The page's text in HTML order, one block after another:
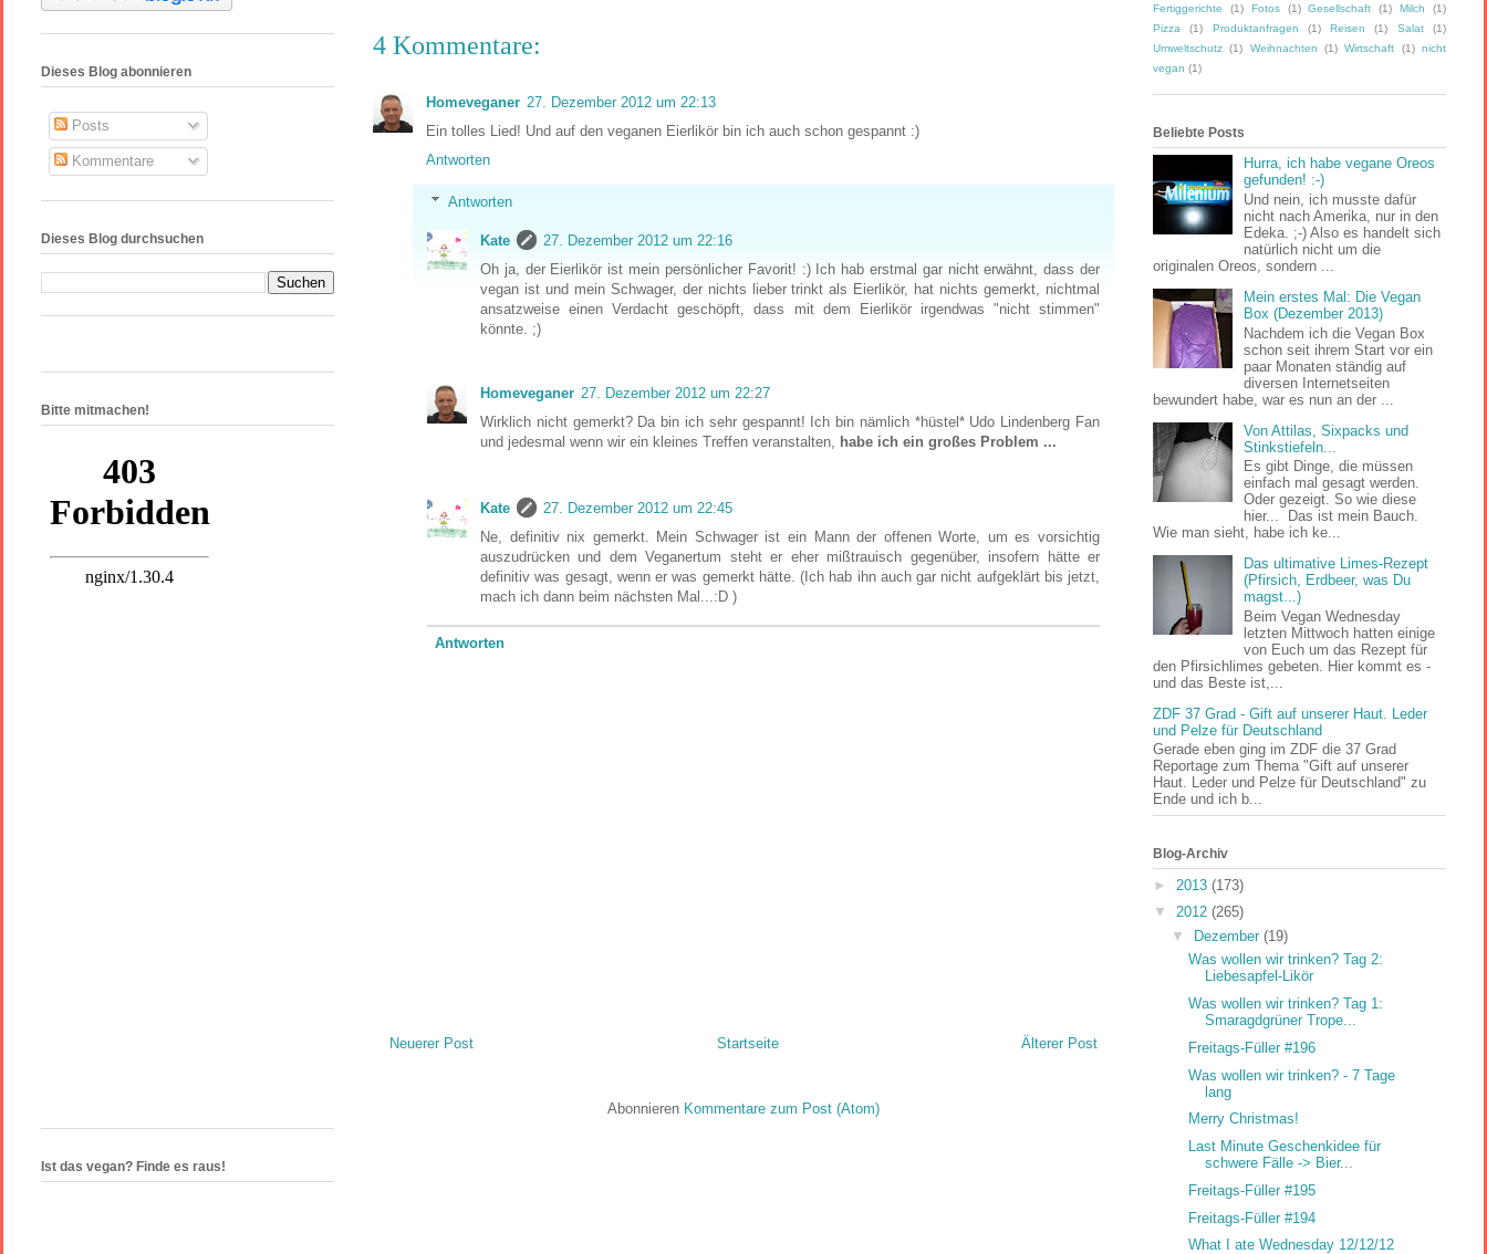
4 Kommentare:
Homeveganer 27. Dezember 2012 um 22:13
Ein tolles Lied! Und auf den veganen Eierlikör bin ich auch schon gespannt :)
Antworten
Antworten
Kate
27. Dezember 2012 um 22:16
Oh ja, der Eierlikör ist mein persönlicher Favorit! :) Ich hab erstmal gar nicht erwähnt, dass der
vegan ist und mein Schwager, der nichts lieber trinkt als Eierlikör, hat nichts gemerkt, nichtmal
ansatzweise einen Verdacht geschöpft, dass mit dem Eierlikör irgendwas "nicht stimmen"
könnte. ;)
Homeveganer 27. Dezember 2012 um 22:27
Wirklich nicht gemerkt? Da bin ich sehr gespannt! Ich bin nämlich *hüstel* Udo Lindenberg Fan
und jedesmal wenn wir ein kleines Treffen veranstalten, habe ich ein großes Problem ...
Kate
27. Dezember 2012 um 22:45
Ne, definitiv nix gemerkt. Mein Schwager ist ein Mann der offenen Worte, um es vorsichtig
auszudrücken und dem Veganertum steht er eher mißtrauisch gegenüber, insofern hätte er
definitiv was gesagt, wenn er was gemerkt hätte. (Ich hab ihn auch gar nicht aufgeklärt bis jetzt,
mach ich dann beim nächsten Mal...:D )
Antworten
Neuerer Post Älterer Post
Startseite
Abonnieren Kommentare zum Post (Atom)
Dieses Blog abonnieren
Posts
Kommentare
Dieses Blog durchsuchen
Bitte mitmachen!
Ist das vegan? Finde es raus!
Fertiggerichte
(1) Fotos (1) Gesellschaft (1) Milch
(1)
Pizza
(1) Produktanfragen (1) Reisen (1) Salat
(1)
Umweltschutz (1) Weihnachten (1) Wirtschaft (1) nicht
vegan (1)
Beliebte Posts
Hurra, ich habe vegane Oreos
gefunden! :-)
Und nein, ich musste dafür
nicht nach Amerika, nur in den
Edeka. ;-) Also es handelt sich
natürlich nicht um die
originalen Oreos, sondern ...
Mein erstes Mal: Die Vegan
Box (Dezember 2013)
Nachdem ich die Vegan Box
schon seit ihrem Start vor ein
paar Monaten ständig auf
diversen Internetseiten
bewundert habe, war es nun an der ...
Von Attilas, Sixpacks und
Stinkstiefeln...
Es gibt Dinge, die müssen
einfach mal gesagt werden.
Oder gezeigt. So wie diese
hier... Das ist mein Bauch.
Wie man sieht, habe ich ke...
Das ultimative Limes-Rezept
(Pfirsich, Erdbeer, was Du
magst...)
Beim Vegan Wednesday
letzten Mittwoch hatten einige
von Euch um das Rezept für
den Pfirsichlimes gebeten. Hier kommt es -
und das Beste ist,...
ZDF 37 Grad - Gift auf unserer Haut. Leder
und Pelze für Deutschland
Gerade eben ging im ZDF die 37 Grad
Reportage zum Thema "Gift auf unserer
Haut. Leder und Pelze für Deutschland" zu
Ende und ich b...
Blog-Archiv
► 2013 (173)
▼ 2012 (265)
▼
Dezember (19)
Was wollen wir trinken? Tag 2:
Liebesapfel-Likör
Was wollen wir trinken? Tag 1:
Smaragdgrüner Trope...
Freitags-Füller #196
Was wollen wir trinken? - 7 Tage
lang
Merry Christmas!
Last Minute Geschenkidee für
schwere Fälle -> Bier...
Freitags-Füller #195
Freitags-Füller #194
What I ate Wednesday 12/12/12